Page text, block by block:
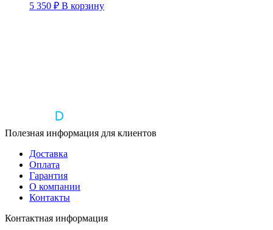
5 350 ₽ В корзину
Полезная информация для клиентов
Доставка
Оплата
Гарантия
О компании
Контакты
Контактная информация